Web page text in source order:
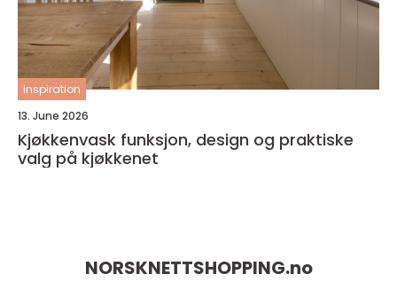
inspiration
13. June 2026
Kjøkkenvask funksjon, design og praktiske
valg på kjøkkenet
NORSKNETTSHOPPING.no